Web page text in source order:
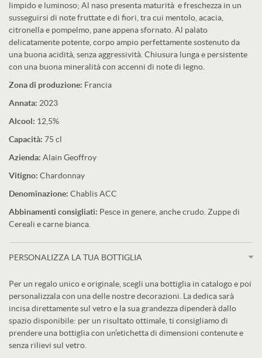
limpido e luminoso; Al naso presenta maturità e freschezza in un
susseguirsi di note fruttate e di fiori, tra cui mentolo, acacia,
citronella e pompelmo, pane appena sfornato. Al palato
delicatamente potente, corpo ampio perfettamente sostenuto da
una buona acidità, senza aggressività. Chiusura lunga e persistente
con una buona mineralità con accenni di note di legno.
Zona di produzione: Francia
Annata: 2023
Alcool: 12,5%
Capacità: 75 cl
Azienda: Alain Geoffroy
Vitigno: Chardonnay
Denominazione: Chablis ACC
Abbinamenti consigliati: Pesce in genere, anche crudo. Zuppe di
Cereali e carne bianca.
PERSONALIZZA LA TUA BOTTIGLIA
Per un regalo unico e originale, scegli una bottiglia in catalogo e poi
personalizzala con una delle nostre decorazioni. La dedica sarà
incisa direttamente sul vetro e la sua grandezza dipenderà dallo
spazio disponibile: per un risultato ottimale, ti consigliamo di
prendere una bottiglia con un’etichetta di dimensioni contenute e
senza rilievi sul vetro.